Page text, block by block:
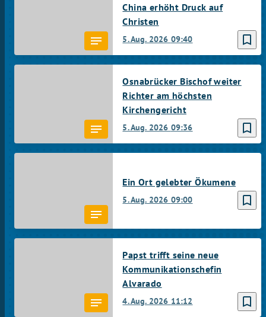
bookmark_border
5. Aug. 2026 09:40
China erhöht Druck auf
Christen
bookmark_border
5. Aug. 2026 09:36
Osnabrücker Bischof weiter
Richter am höchsten
Kirchengericht
bookmark_border
5. Aug. 2026 09:00
Ein Ort gelebter Ökumene
bookmark_border
4. Aug. 2026 11:12
Papst trifft seine neue
Kommunikationschefin
Alvarado